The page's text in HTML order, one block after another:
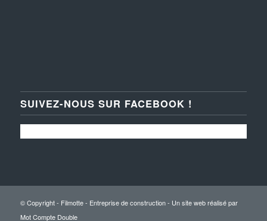
SUIVEZ-NOUS SUR FACEBOOK !
© Copyright - Filmotte - Entreprise de construction - Un site web réalisé par
Mot Compte Double